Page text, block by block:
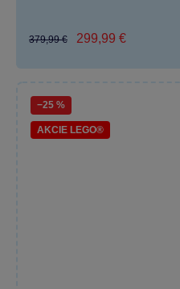
379,99 € 299,99 €
−25 %
AKCIE LEGO®